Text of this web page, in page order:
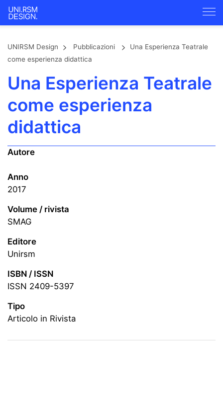
UNIRSM Design Pubblicazioni
Una Esperienza Teatrale
come esperienza didattica
Una Esperienza Teatrale
come esperienza
didattica
Autore
Anno
2017
Volume / rivista
SMAG
Editore
unirsm
ISBN / ISSN
ISSN 2409-5397
Tipo
Articolo in Rivista